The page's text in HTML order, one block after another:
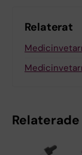
Relaterat